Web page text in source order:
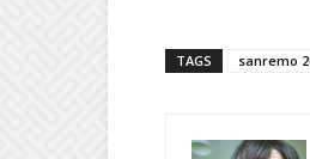
TAGS sanremo